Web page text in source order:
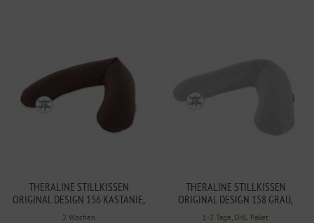
THERALINE STILLKISSEN
ORIGINAL DESIGN 156 KASTANIE,
BAMBUS-KOLLEKTION
2 Wochen
THERALINE STILLKISSEN
ORIGINAL DESIGN 158 GRAU,
BAMBUS-KOLLEKTION
1-2 Tage, DHL Paket